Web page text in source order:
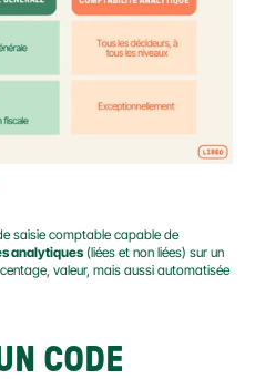
saisie comptable capable de
analytiques (liées et non liées) sur un
valeur, mais aussi automatisée
CODE